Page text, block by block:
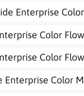
Enterprise
Color
Color
Enterprise Color